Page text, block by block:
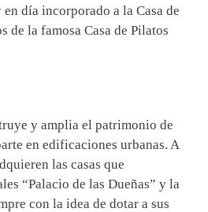
día incorporado a la Casa de
de la famosa Casa de Pilatos
y amplia el patrimonio de
en edificaciones urbanas. A
las casas que
“Palacio de las Dueñas” y la
con la idea de dotar a sus